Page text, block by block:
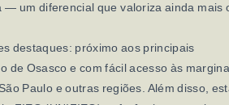
— um diferencial que valoriza ainda mais
destaques: próximo aos principais
de Osasco e com fácil acesso às
Paulo e outras regiões. Além disso,